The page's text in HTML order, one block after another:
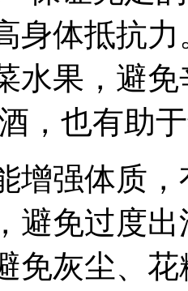
身体抵抗
水果，避
，也有助
增强体质
避免过度
免灰尘、